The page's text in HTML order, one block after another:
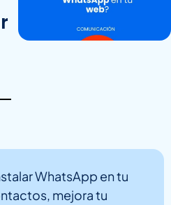
WhatsApp en tu
mejora tu